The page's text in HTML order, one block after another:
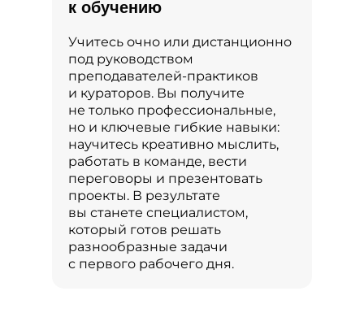
к обучению
Учитесь очно или дистанционно
под руководством
преподавателей‑практиков
и кураторов. Вы получите
не только профессиональные,
но и ключевые гибкие навыки:
научитесь креативно мыслить,
работать в команде, вести
переговоры и презентовать
проекты. В результате
вы станете специалистом,
который готов решать
разнообразные задачи
с первого рабочего дня.